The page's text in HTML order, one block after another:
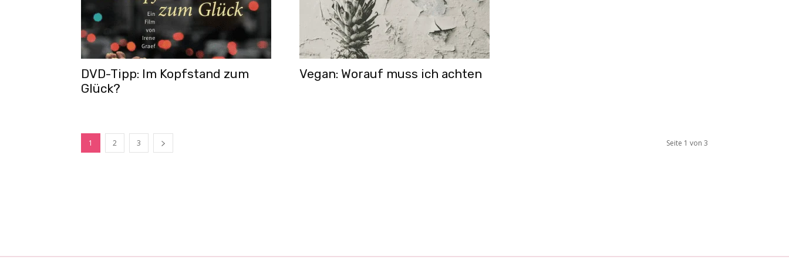
DVD-Tipp: Im Kopfstand zum
Glück?
Vegan: Worauf muss ich achten
1 2 3 Seite 1 von 3